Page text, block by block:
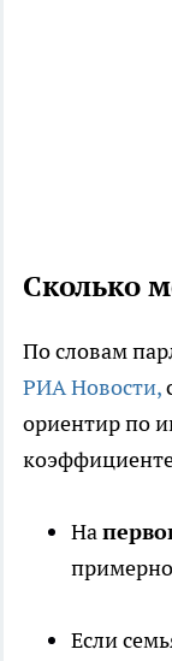
Сколько
По словам
РИА Новости,
ориентир по
На
Если